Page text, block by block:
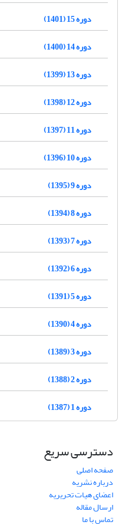
دوره 15 (1401)
دوره 14 (1400)
دوره 13 (1399)
دوره 12 (1398)
دوره 11 (1397)
دوره 10 (1396)
دوره 9 (1395)
دوره 8 (1394)
دوره 7 (1393)
دوره 6 (1392)
دوره 5 (1391)
دوره 4 (1390)
دوره 3 (1389)
دوره 2 (1388)
دوره 1 (1387)
دسترسی سریع
صفحه اصلی
درباره نشریه
اعضای هیات تحریریه
ارسال مقاله
تماس با ما